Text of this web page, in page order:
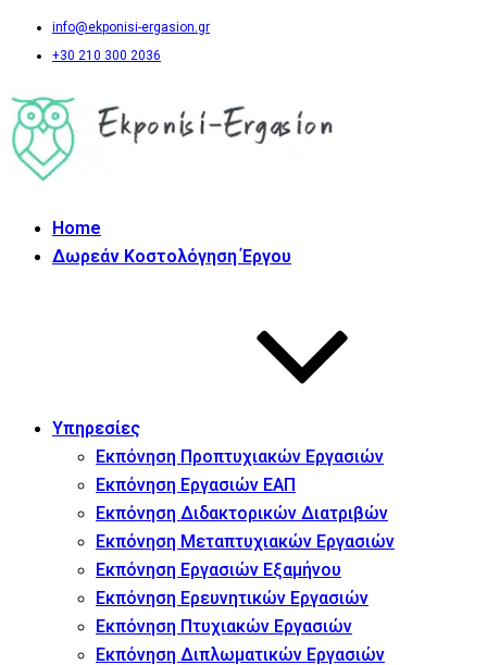
info@ekponisi-ergasion.gr
+30 210 300 2036
Home
Δωρεάν Κοστολόγηση Έργου
Υπηρεσίες
Εκπόνηση Προπτυχιακών Εργασιών
Εκπόνηση Εργασιών ΕΑΠ
Εκπόνηση Διδακτορικών Διατριβών
Εκπόνηση Μεταπτυχιακών Εργασιών
Εκπόνηση Εργασιών Εξαμήνου
Εκπόνηση Ερευνητικών Εργασιών
Εκπόνηση Πτυχιακών Εργασιών
Εκπόνηση Διπλωματικών Εργασιών